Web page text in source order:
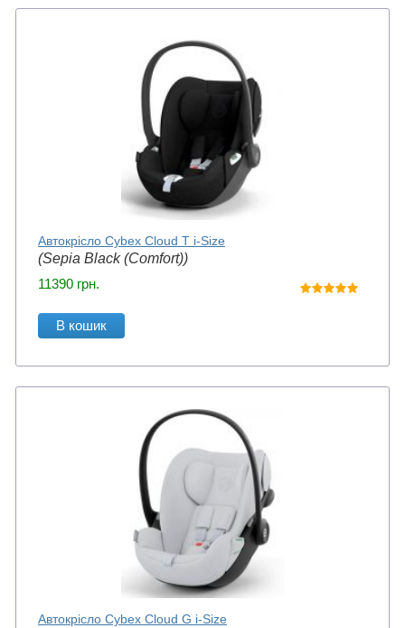
Автокрісло Cybex Cloud T i-Size
(Sepia Black (Comfort))
11390 грн.
В кошик
Автокрісло Cybex Cloud G i-Size